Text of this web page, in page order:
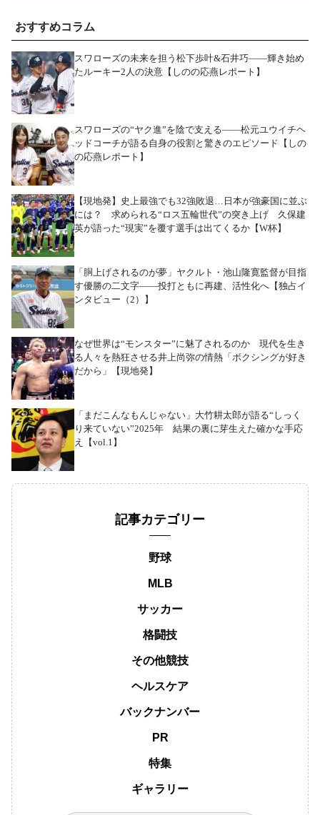
おすすめコラム
スワローズの未来を担う松下歩叶&石井巧――輝き始め
たルーキー2人の決意【しのの応燕レポート】
スワローズの“ヤク進”を陰で支える――松元ユウイチヘ
ッドコーチが語る自身の役割と驚きのエピソード【しの
の応燕レポート】
【現地発】史上最強でも32強敗退…日本が強豪国に並ぶ
には？ 求められる“ロス五輪世代”の突き上げ 久保建
英が語った“現実”を覆す選手は出てくるか【W杯】
「胴上げされるのが夢」ヤクルト・池山隆寛監督が目指
す優勝の二文字――投打ともに再建、活性化へ【独占イ
ンタビュー（2）】
なぜ世界は“モンスター”に魅了されるのか 現代を生き
る人々を熱狂させる井上尚弥の情熱「ボクシングが好き
だから」【現地発】
「まだこんなもんじゃない」大竹耕太郎が語る“しっく
り来ていない”2025年 結果の裏に芽生えた確かな手応
え【vol.1】
記事カテゴリー
野球
MLB
サッカー
格闘技
その他競技
ヘルスケア
バックナンバー
PR
特集
ギャラリー